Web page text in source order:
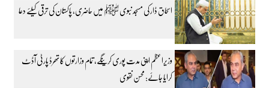
اسحاق ڈار کی مسجد نبوی ﷺ میں حاضری، پاکستان کی ترقی کیلئے دعا
وزیراعظم اپنی مدت پوری کرینگے، تمام وزارتوں کا تھرڈ پارٹی آڈٹ
کرایا جائے: محسن نقوی